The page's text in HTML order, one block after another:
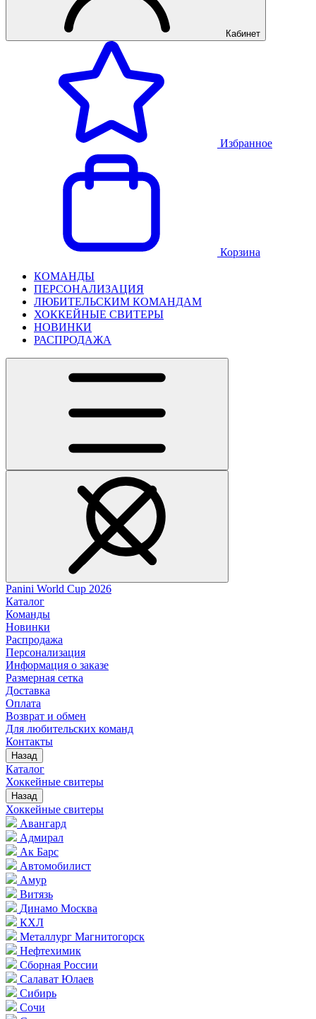
Кабинет
Избранное
Корзина
КОМАНДЫ
ПЕРСОНАЛИЗАЦИЯ
ЛЮБИТЕЛЬСКИМ КОМАНДАМ
ХОККЕЙНЫЕ СВИТЕРЫ
НОВИНКИ
РАСПРОДАЖА
Panini World Cup 2026
Каталог
Команды
Новинки
Распродажа
Персонализация
Информация о заказе
Размерная сетка
Доставка
Оплата
Возврат и обмен
Для любительских команд
Контакты
Назад
Каталог
Хоккейные свитеры
Назад
Хоккейные свитеры
Авангард
Адмирал
Ак Барс
Автомобилист
Амур
Витязь
Динамо Москва
КХЛ
Металлург Магнитогорск
Нефтехимик
Сборная России
Салават Юлаев
Сибирь
Сочи